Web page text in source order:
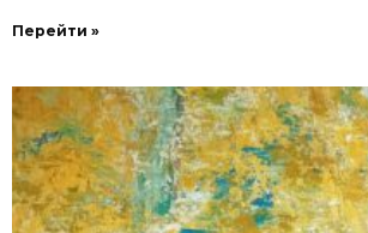
Перейти »